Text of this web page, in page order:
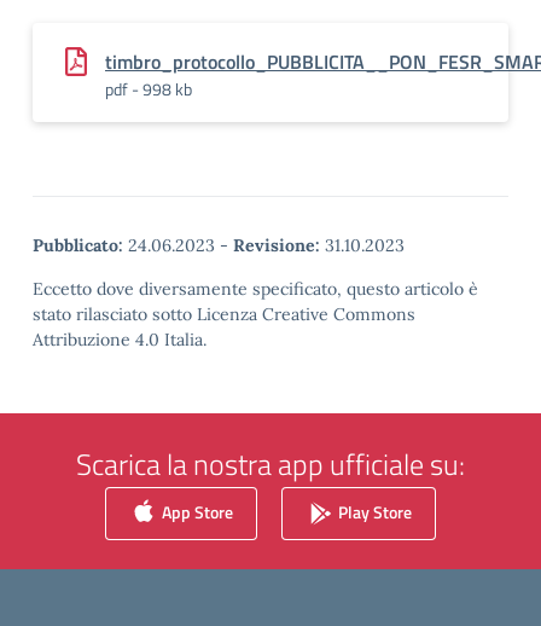
pdf - 998 kb
Pubblicato: 24.06.2023 - Revisione: 31.10.2023
Eccetto dove diversamente specificato, questo articolo è
stato rilasciato sotto Licenza Creative Commons
Attribuzione 4.0 Italia.
Scarica la nostra app ufficiale su:
App Store Play Store